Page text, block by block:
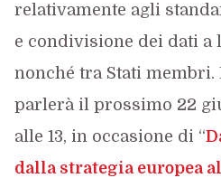
relativamente agli
e condivisione dei dati a
nonché tra Stati membri.
parlerà il prossimo 22
alle 13, in occasione di “D
dalla strategia europea